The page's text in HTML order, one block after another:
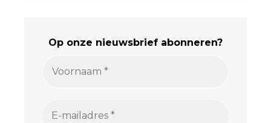
Op onze nieuwsbrief abonneren?